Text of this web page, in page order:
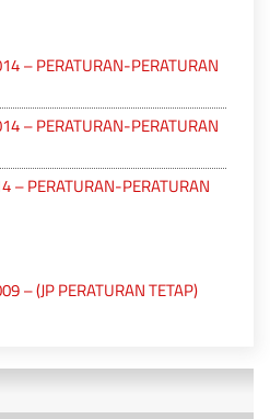
– PERATURAN-PERATURAN
– PERATURAN-PERATURAN
– PERATURAN-PERATURAN
– (JP PERATURAN TETAP)